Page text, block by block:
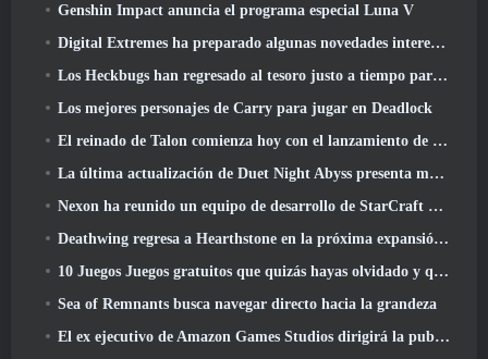
Genshin Impact anuncia el programa especial Luna V
Digital Extremes ha preparado algunas novedades interesantes para celebrar el Año Nuevo Lunar en Warframe
Los Heckbugs han regresado al tesoro justo a tiempo para la temporada del amor
Los mejores personajes de Carry para jugar en Deadlock
El reinado de Talon comienza hoy con el lanzamiento de la temporada de Overwatch 1: Conquista
La última actualización de Duet Night Abyss presenta monturas
Nexon ha reunido un equipo de desarrollo de StarCraft Shooter según un informe de un medio coreano
Deathwing regresa a Hearthstone en la próxima expansión de Cataclysm
10 Juegos Juegos gratuitos que quizás hayas olvidado y que participan en el PvP Fest de Steam
Sea of ​​Remnants busca navegar directo hacia la grandeza
El ex ejecutivo de Amazon Games Studios dirigirá la publicación occidental de Aion 2